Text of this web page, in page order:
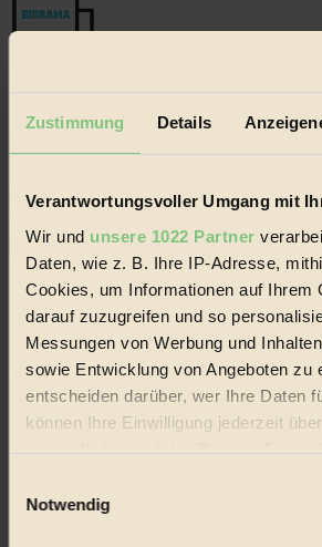
Zustimmung Details
Verantwortungsvoller Umgang mit
Wir und unsere 1022 Partner
Daten, wie z. B. Ihre IP-Adresse,
Cookies, um Informationen auf Ihrem
darauf zuzugreifen und so
Messungen von Werbung und
sowie Entwicklung von Angeboten zu
entscheiden darüber, wer Ihre Daten
können Ihre Einwilligung jederzeit
durch Klicken auf das Privacy Trigger
Notwendig
Erhalte in regelmäßigen Abständen die
BIORAMA-Magazin per E-Mail.
© 2026 Biorama GmbH
Impressum & Disclaimer
Mediadaten
Biorama steht für einen nachhaltigen
Lebenswandel. Es ist eine moderne